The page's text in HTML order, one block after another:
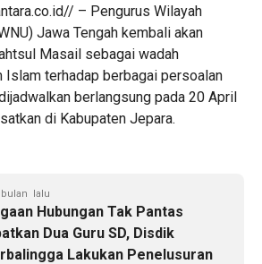
– Pengurus Wilayah
Jawa Tengah kembali akan
Masail sebagai wadah
Islam terhadap berbagai persoalan
berlangsung pada 20 April
di Kabupaten Jepara.
bulan lalu
Hubungan Tak Pantas
Dua Guru SD, Disdik
Lakukan Penelusuran